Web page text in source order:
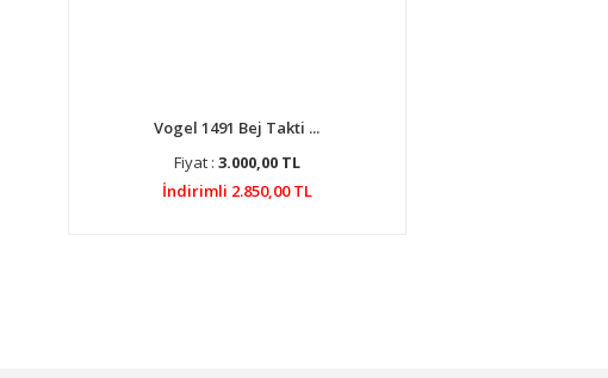
Vogel 1491 Bej Takti ...
Fiyat : 3.000,00 TL
İndirimli 2.850,00 TL